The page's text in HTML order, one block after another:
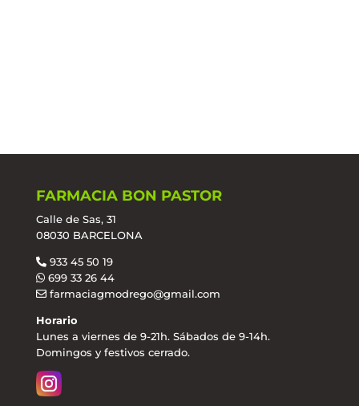
FARMACIA BON PASTOR
Calle de Sas, 31
08030 BARCELONA
933 45 50 19
699 33 26 44
farmaciagmodrego@gmail.com
Horario
Lunes a viernes de 9-21h. Sábados de 9-14h.
Domingos y festivos cerrado.